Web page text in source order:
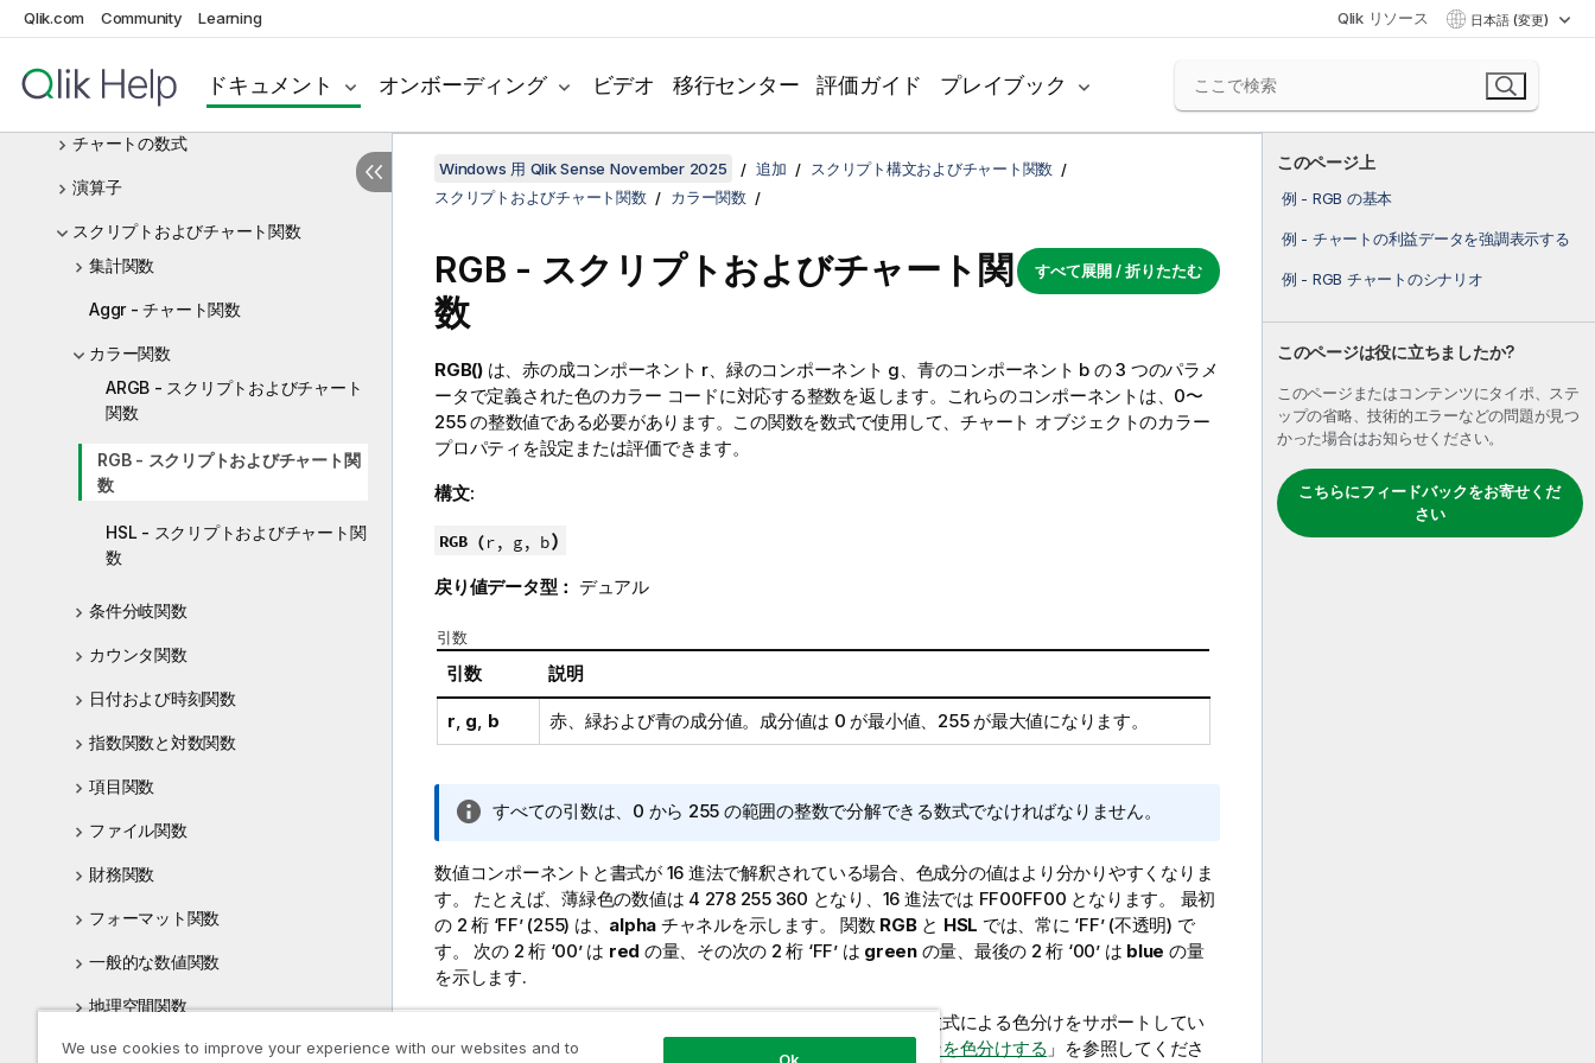
Qlik.com Community Learning Qlik リソース 日本語 (変更)
ドキュメント オンボーディング ビデオ 移行センター 評価ガイド プレイブック
ド
スクリプト式
チャートの数式
演算子
スクリプトおよびチャート関数
集計関数
Aggr - チャート関数
カラー関数
ARGB - スクリプトおよびチャート
関数
RGB - スクリプトおよびチャート関
数
HSL - スクリプトおよびチャート関
数
条件分岐関数
カウンタ関数
日付および時刻関数
指数関数と対数関数
項目関数
ファイル関数
財務関数
フォーマット関数
一般的な数値関数
地理空間関数
変換関数
このページ上
例 - RGB の基本
例 - チャートの利益データを強調表示する
例 - RGB チャートのシナリオ
このページは役に立ちましたか?
このページまたはコンテンツにタイポ、ステ
ップの省略、技術的エラーなどの問題が見つ
かった場合はお知らせください。
こちらにフィードバックをお寄せくだ
さい
Windows 用 Qlik Sense November 2025 追加
スクリプト構文およびチャート関数
スクリプトおよびチャート関数
カラー関数
すべて展開 / 折りたたむ
RGB - スクリプトおよびチャート関
数
RGB()は、赤の成コンポーネント r、緑のコンポーネント g、青のコンポーネント b の 3 つのパラメ
ータで定義された色のカラー コードに対応する整数を返します。これらのコンポーネントは、0〜
255 の整数値である必要があります。この関数を数式で使用して、チャート オブジェクトのカラー
プロパティを設定または評価できます。
構文:
RGB (r, g, b)
戻り値データ型： デュアル
引数
引数 説明
r g b 赤、緑および青の成分値。成分値は 0 が最小値、255 が最大値になります。
情
モ
すべての引数は、0 から 255 の範囲の整数で分解できる数式でなければなりません。
数値コンポーネントと書式が 16 進法で解釈されている場合、色成分の値はより分かりやすくなりま
す。 たとえば、薄緑色の数値は 4 278 255 360 となり、16 進法では FF00FF00 となります。 最初
の 2 桁 ‘FF’ (255) は、 alpha チャネルを示します。 関数 RGBと HSL では、常に ‘FF’ (不透明) で
す。 次の 2 桁 ‘00’ は red の量、その次の 2 桁 ‘FF’ は greenの量、最後の 2 桁 ‘00’ は blue の量
を示します.
ビジュアライゼーションでカラー関数を使用する方法の例や、数式による色分けをサポートしてい
るビジュアライゼーションの詳細は、「
ビジュアライゼーションを色分けする 」を参照してくださ
We use cookies to improve your experience with our websites and to